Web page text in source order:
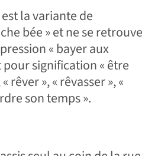
la variante de
bée » et ne se retrouve
« bayer aux
signification « être
rêver », « rêvasser », «
son temps ».